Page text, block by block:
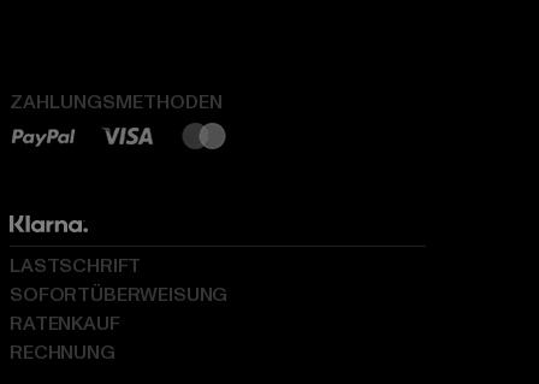
ZAHLUNGSMETHODEN
LASTSCHRIFT
SOFORTÜBERWEISUNG
RATENKAUF
RECHNUNG